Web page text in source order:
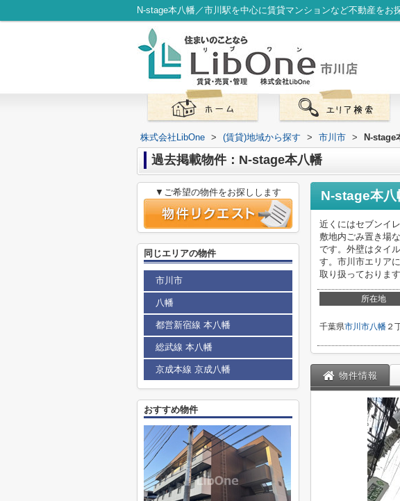
N-stage本八幡／市川駅を中心に賃貸マンションなど不動産をお
株式会社LibOne > (賃貸)地域から探す > 市川市 > N-stage
過去掲載物件：N-stage本八幡
N-stage本八
近くにはセブンイ
敷地内ごみ置き場
です。外壁はタイ
す。市川市エリア
取り扱っておりま
所在地
千葉県市川市八幡 ２
物件情報
▼ご希望の物件をお探しします
同じエリアの物件
市川市
八幡
都営新宿線 本八幡
総武線 本八幡
京成本線 京成八幡
おすすめ物件